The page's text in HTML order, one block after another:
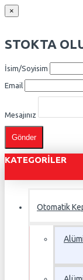
×
STOKTA
İsim/Soyisim
Email
Mesajınız
Gönder
KATEGORILER
Otomatik